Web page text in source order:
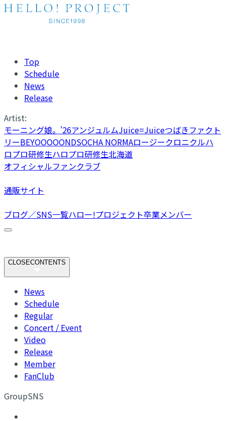
Top
Schedule
News
Release
Artist:
モーニング娘。'26アンジュルムJuice=Juiceつばきファクト
リーBEYOOOOONDSOCHA NORMAロージークロニクルハ
ロプロ研修生ハロプロ研修生北海道
オフィシャルファンクラブ
通販サイト
ブログ／SNS一覧ハロー!プロジェクト卒業メンバー
CLOSECONTENTS
News
Schedule
Regular
Concert / Event
Video
Release
Member
FanClub
GroupSNS